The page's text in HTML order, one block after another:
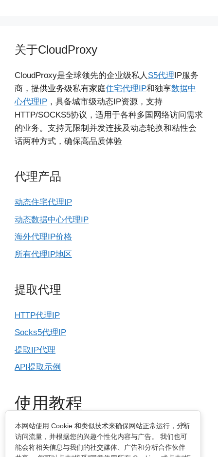
关于CloudProxy
CloudProxy是全球领先的企业级私人 S5代理IP服务
商，提供业务级私有家庭住宅代理IP和独享数据中
心代理IP ，具备城市级动态IP资源，支持
HTTP/SOCKS5协议，适用于各种多国网络访问需求
的业务。支持无限制并发连接及动态轮换和粘性会
话两种方式，确保高品质体验
代理产品
动态住宅代理IP
动态数据中心代理IP
海外代理IP价格
所有代理IP地区
提取代理
HTTP代理IP
Socks5代理IP
提取IP代理
API提取示例
使用教程
IP基本设置
指纹浏览器
×
本网站使用 Cookie 和类似技术来确保网站正常运行，分析
访问流量，并根据您的兴趣个性化内容与广告。 我们也可
能会将相关信息与我们的社交媒体、广告和分析合作伙伴